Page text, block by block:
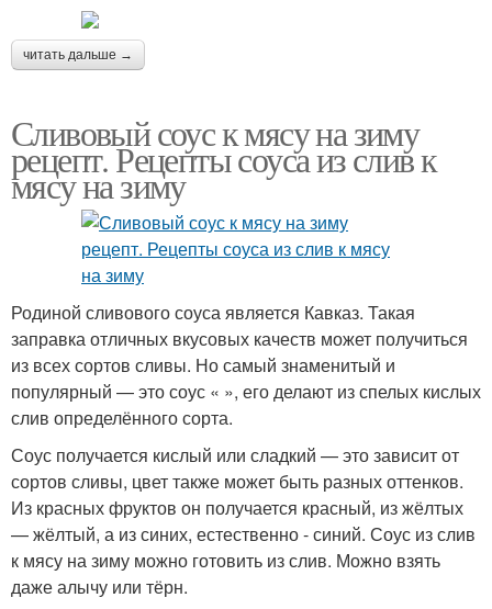
читать дальше →
Сливовый соус к мясу на зиму
рецепт. Рецепты соуса из слив к
мясу на зиму
Родиной сливового соуса является Кавказ. Такая
заправка отличных вкусовых качеств может получиться
из всех сортов сливы. Но самый знаменитый и
популярный — это соус « », его делают из спелых кислых
слив определённого сорта.
Соус получается кислый или сладкий — это зависит от
сортов сливы, цвет также может быть разных оттенков.
Из красных фруктов он получается красный, из жёлтых
— жёлтый, а из синих, естественно - синий. Соус из слив
к мясу на зиму можно готовить из слив. Можно взять
даже алычу или тёрн.